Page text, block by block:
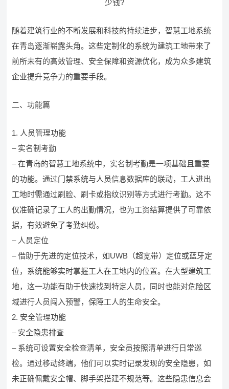
随着建筑行业的不断发展和科技的持续进步，智慧工地系统
在青岛逐渐崭露头角。这些定制化的系统为建筑工地带来了
前所未有的高效管理、安全保障和资源优化，成为众多建筑
企业提升竞争力的重要手段。
二、功能篇
1. 人员管理功能
– 实名制考勤
– 在青岛的智慧工地系统中，实名制考勤是一项基础且重要
的功能。通过门禁系统与人员信息数据库的联动，工人进出
工地时需通过刷脸、刷卡或指纹识别等方式进行考勤。这不
仅准确记录了工人的出勤情况，也为工资结算提供了可靠依
据，有效避免了考勤纠纷。
– 人员定位
– 借助于先进的定位技术，如UWB（超宽带）定位或蓝牙定
位，系统能够实时掌握工人在工地内的位置。在大型建筑工
地，这一功能有助于快速找到特定人员，同时也能对危险区
域进行人员闯入预警，保障工人的生命安全。
2. 安全管理功能
– 安全隐患排查
– 系统可设置安全检查清单，安全员按照清单进行日常巡
检。通过移动终端，他们可以实时记录发现的安全隐患，如
未正确佩戴安全帽、脚手架搭建不规范等。这些隐患信息会